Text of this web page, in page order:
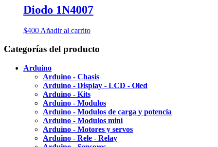
Diodo 1N4007
$400 Añadir al carrito
Categorías del producto
Arduino
Arduino - Chasis
Arduino - Display - LCD - Oled
Arduino - Kits
Arduino - Modulos
Arduino - Modulos de carga y potencia
Arduino - Modulos mini
Arduino - Motores y servos
Arduino - Rele - Relay